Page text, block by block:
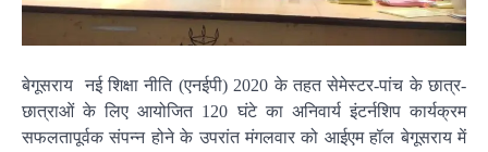
बेगूसराय नई शिक्षा नीति (एनईपी) 2020 के तहत सेमेस्टर-पांच के छात्र-
छात्राओं के लिए आयोजित 120 घंटे का अनिवार्य इंटर्नशिप कार्यक्रम
सफलतापूर्वक संपन्न होने के उपरांत मंगलवार को आईएम हॉल बेगूसराय में